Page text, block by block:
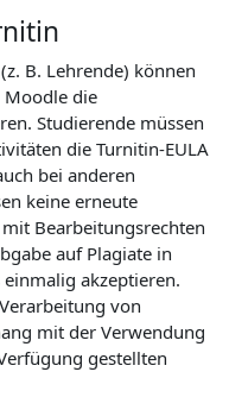
B. Lehrende) können
Moodle die
Studierende müssen
die Turnitin-EULA
bei anderen
keine erneute
Bearbeitungsrechten
auf Plagiate in
akzeptieren.
von
mit der Verwendung
gestellten